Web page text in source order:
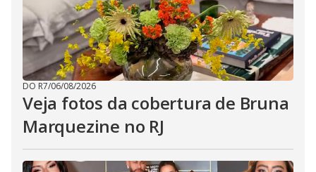
DO R7/06/08/2026
Veja fotos da cobertura de Bruna
Marquezine no RJ